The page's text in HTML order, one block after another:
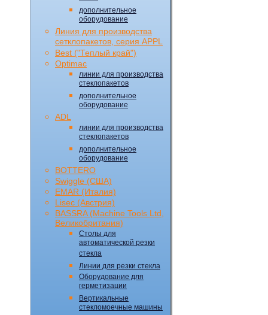
дополнительное
оборудование
Линия для производства
сетклопакетов, серия APPL
Best ("Теплый край")
Optimac
линии для производства
стеклопакетов
дополнительное
оборудование
ADL
линии для производства
стеклопакетов
дополнительное
оборудование
BOTTERO
Swiggle (CША)
EMAR (Италия)
Lisec (Австрия)
BASSRA (Machine Tools Ltd,
Великобритания)
Столы для
автоматической резки
стекла
Линии для резки стекла
Оборудование для
герметизации
Вертикальные
стекломоечные машины